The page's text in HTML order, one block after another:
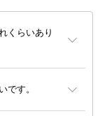
くらいあり
です。